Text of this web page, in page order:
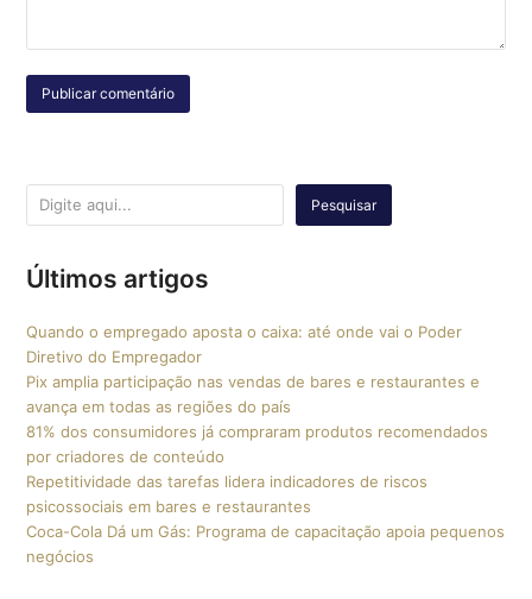
Pesquisar
Últimos artigos
Quando o empregado aposta o caixa: até onde vai o Poder
Diretivo do Empregador
Pix amplia participação nas vendas de bares e restaurantes e
avança em todas as regiões do país
81% dos consumidores já compraram produtos recomendados
por criadores de conteúdo
Repetitividade das tarefas lidera indicadores de riscos
psicossociais em bares e restaurantes
Coca-Cola Dá um Gás: Programa de capacitação apoia pequenos
negócios